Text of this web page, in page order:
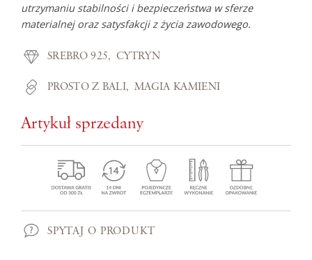
utrzymaniu stabilności i bezpieczeństwa w sferze
materialnej oraz satysfakcji z życia zawodowego.
SREBRO 925 CYTRYN
PROSTO Z BALI MAGIA KAMIENI
Artykuł sprzedany
SPYTAJ O PRODUKT